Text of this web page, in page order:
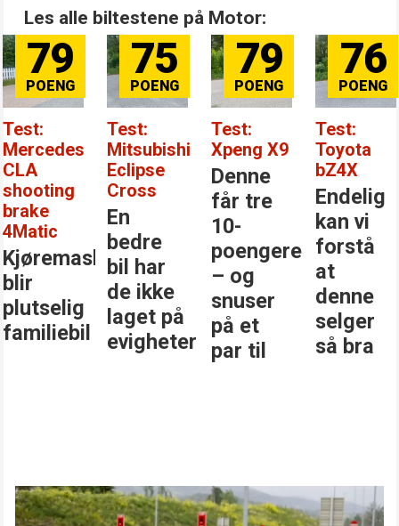
Les alle biltestene på Motor:
79
Test:
Mercedes
CLA
shooting
brake
4Matic
Kjøremaskinen
blir
plutselig
familiebil
75
Test:
Mitsubishi
Eclipse
Cross
En
bedre
bil har
de ikke
laget på
evigheter
79
Test:
Xpeng X9
Denne
får tre
10-
poengere
– og
snuser
på et
par til
76
Test:
Toyota
bZ4X
Endelig
kan vi
forstå
at
denne
selger
så bra